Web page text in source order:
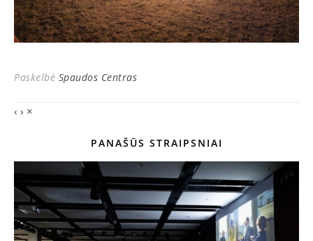
Paskelbė Spaudos Centras
‹ › ×
PANAŠŪS STRAIPSNIAI